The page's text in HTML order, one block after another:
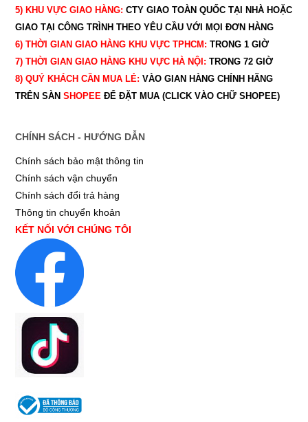
5) KHU VỰC GIAO HÀNG: CTY GIAO TOÀN QUỐC TẠI NHÀ HOẶC
GIAO TẠI CÔNG TRÌNH THEO YÊU CẦU VỚI MỌI ĐƠN HÀNG
6) THỜI GIAN GIAO HÀNG KHU VỰC TPHCM: TRONG 1 GIỜ
7) THỜI GIAN GIAO HÀNG KHU VỰC HÀ NỘI: TRONG 72 GIỜ
8) QUÝ KHÁCH CẦN MUA LẺ: VÀO GIAN HÀNG CHÍNH HÃNG
TRÊN SÀN SHOPEEĐỂ ĐẶT MUA (CLICK VÀO CHỮ SHOPEE)
CHÍNH SÁCH - HƯỚNG DẪN
Chính sách bảo mật thông tin
Chính sách vận chuyển
Chính sách đổi trả hàng
Thông tin chuyển khoản
KẾT NỐI VỚI CHÚNG TÔI